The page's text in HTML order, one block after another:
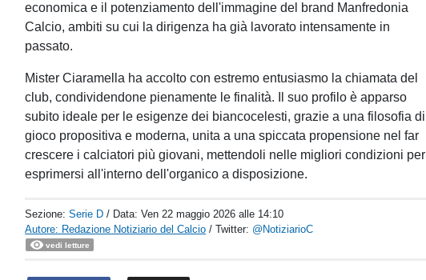
economica e il potenziamento dell'immagine del brand Manfredonia
Calcio, ambiti su cui la dirigenza ha già lavorato intensamente in
passato.
Mister Ciaramella ha accolto con estremo entusiasmo la chiamata del
club, condividendone pienamente le finalità. Il suo profilo è apparso
subito ideale per le esigenze dei biancocelesti, grazie a una filosofia di
gioco propositiva e moderna, unita a una spiccata propensione nel far
crescere i calciatori più giovani, mettendoli nelle migliori condizioni per
esprimersi all'interno dell'organico a disposizione.
Sezione:Serie D / Data:Ven 22 maggio 2026 alle 14:10
Autore: Redazione Notiziario del Calcio / Twitter: @NotiziarioC
vedi letture